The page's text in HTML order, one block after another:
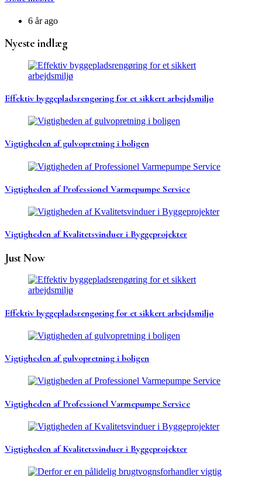
6 år ago
Nyeste indlæg
Effektiv byggepladsrengøring for et sikkert arbejdsmiljø
Vigtigheden af gulvopretning i boligen
Vigtigheden af Professionel Varmepumpe Service
Vigtigheden af Kvalitetsvinduer i Byggeprojekter
Just Now
Effektiv byggepladsrengøring for et sikkert arbejdsmiljø
Vigtigheden af gulvopretning i boligen
Vigtigheden af Professionel Varmepumpe Service
Vigtigheden af Kvalitetsvinduer i Byggeprojekter